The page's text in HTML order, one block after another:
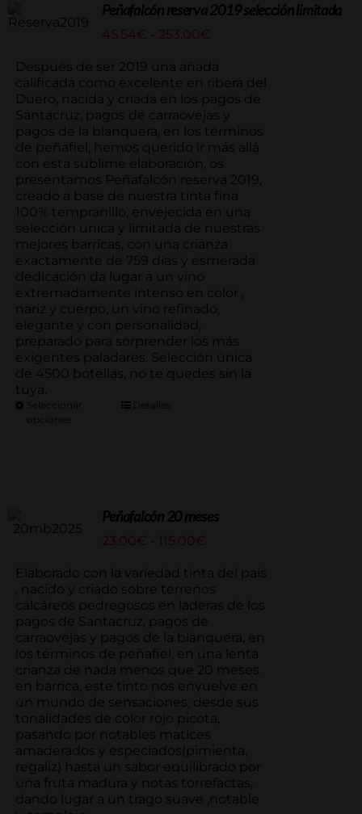
Peñafalcón reserva 2019 selección limitada
45.54€ 253.00 €
precios:
desde
45.54€
hasta
253.00€
Después de ser 2019 una añada
calificada como excelente en ribera del
Duero, nacida y criada en los pagos de
Santacruz, pagos de carraovejas y
pagos de la blanquera, en los términos
de peñafiel, hemos querido ir más allá
con esta sublime elaboración, os
presentamos Peñafalcón reserva 2019,
creado a base de nuestra tinta fina
100% tempranillo, envejecida en una
selección única y limitada de nuestras
mejores barricas, con una crianza
exactamente de 759 días y esmerada
dedicación da lugar a un vino
extremadamente intenso en color ,
nariz y cuerpo, un vino refinado,
elegante y con personalidad,
preparado para sorprender los más
exigentes paladares. Selección única
de 4500 botellas, no te quedes sin la
tuya.
Seleccionar
opciones
Detalles
Peñafalcón 20 meses
23.00 € 115.00 €
precios:
desde
23.00€
115.00€
Elaborado con la variedad tinta del país
, nacido y criado sobre terrenos
calcáreos pedregosos en laderas de los
pagos de Santacruz, pagos de
carraovejas y pagos de la blanquera, en
los términos de peñafiel, en una lenta
crianza de nada menos que 20 meses
en barrica, este tinto nos envuelve en
un mundo de sensaciones, desde sus
tonalidades de color rojo picota,
pasando por notables matices
amaderados y especiados(pimienta,
regaliz) hasta un sabor equilibrado por
una fruta madura y notas torrefactas,
dando lugar a un trago suave ,notable